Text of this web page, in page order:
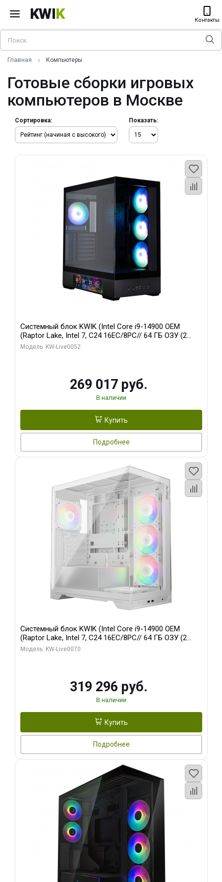
KWIK Контакты
Главная Компьютеры
Готовые сборки игровых
компьютеров в Москве
Сортировка: Показать:
Системный блок KWIK (Intel Core i9-14900 OEM
(Raptor Lake, Intel 7, C24 16EC/8PC// 64 ГБ ОЗУ (2
модуля)/ Palit RTX5080 GAMINGPRO OC 16GB GDDR7
Модель: KW-Live0052
269 017 руб.
В наличии
Купить
Подробнее
Системный блок KWIK (Intel Core i9-14900 OEM
(Raptor Lake, Intel 7, C24 16EC/8PC// 64 ГБ ОЗУ (2
модуля)/ Gigabyte RTX5080 XTREME WATERFORCE
Модель: KW-Live0070
319 296 руб.
В наличии
Купить
Подробнее